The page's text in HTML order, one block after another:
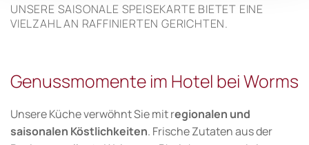
UNSERE SAISONALE SPEISEKARTE BIETET EINE
VIELZAHL AN RAFFINIERTEN GERICHTEN.
Genussmomente im Hotel bei Worms
Unsere Küche verwöhnt Sie mit regionalen und
saisonalen Köstlichkeiten. Frische Zutaten aus der